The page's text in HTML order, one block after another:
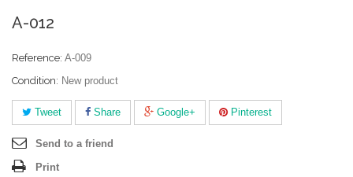
A-012
Reference: A-009
Condition: New product
Tweet Share Google+ Pinterest
Send to a friend
Print